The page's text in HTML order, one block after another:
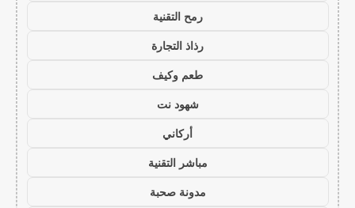
رمح التقنية
رذاذ التجارة
طعم وكيف
شهود نت
أركاني
مباشر التقنية
مدونة صحبة